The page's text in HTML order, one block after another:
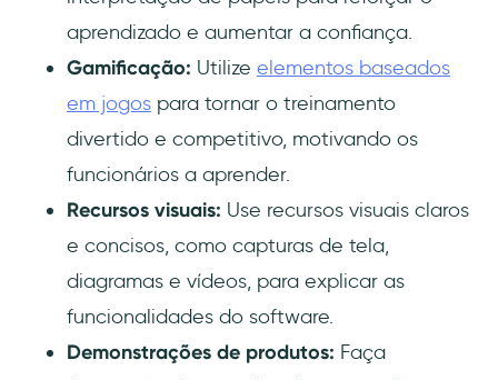
aprendizado e aumentar a confiança.
Gamificação: Utilize elementos baseados
em jogos para tornar o treinamento
divertido e competitivo, motivando os
funcionários a aprender.
Recursos visuais: Use recursos visuais claros
e concisos, como capturas de tela,
diagramas e vídeos, para explicar as
funcionalidades do software.
Demonstrações de produtos: Faça